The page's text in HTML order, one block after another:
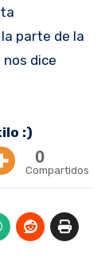
parte de la
dice
:)
0
Compartidos